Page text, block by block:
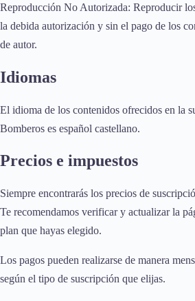
Reproducción No Autorizada: Reproducir
la debida autorización y sin el pago de los
de autor.
Idiomas
El idioma de los contenidos ofrecidos en la
Bomberos es español castellano.
Precios e impuestos
Siempre encontrarás los precios de
Te recomendamos verificar y actualizar la
plan que hayas elegido.
Los pagos pueden realizarse de manera
según el tipo de suscripción que elijas.